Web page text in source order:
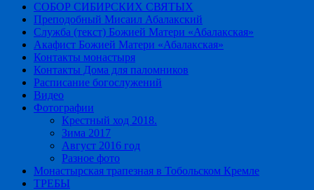
СОБОР СИБИРСКИХ СВЯТЫХ
Преподобный Мисаил Абалакский
Служба (текст) Божией Матери «Абалакская»
Акафист Божией Матери «Абалакская»
Контакты монастыря
Контакты Дома для паломников
Расписание богослужений
Видео
Фотографии
Крестный ход 2018.
Зима 2017
Август 2016 год
Разное фото
Монастырская трапезная в Тобольском Кремле
ТРЕБЫ